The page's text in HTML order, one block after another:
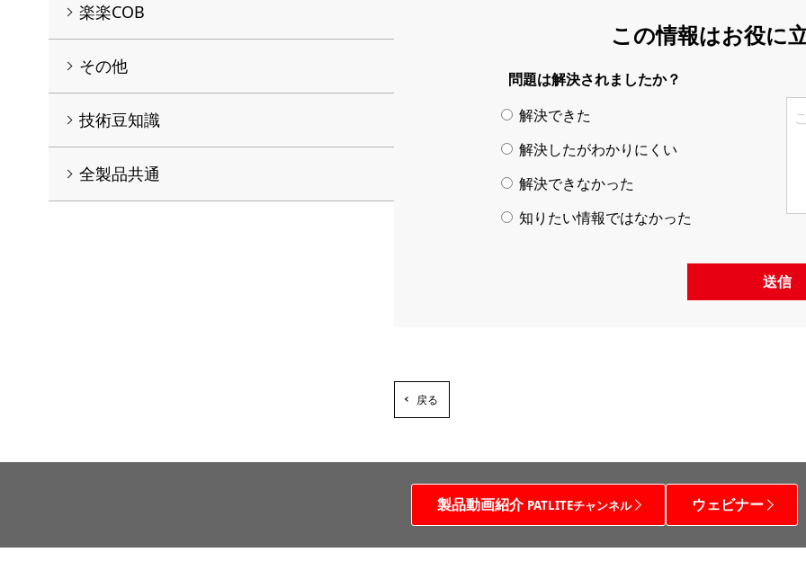
この情報はお役に
問題は解決されましたか？
解決できた
解決したがわかりにくい
解決できなかった
知りたい情報ではなかった
送信
戻る
楽楽COB
その他
技術豆知識
全製品共通
製品動画紹介 PATLITEチャンネル ウェビナー